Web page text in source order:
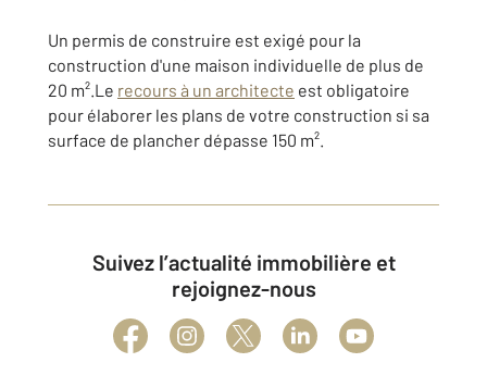
Un permis de construire est exigé pour la
construction d'une maison individuelle de plus de
20 m².Le recours à un architecte est obligatoire
pour élaborer les plans de votre construction si sa
surface de plancher dépasse 150 m².
Suivez l’actualité immobilière et
rejoignez-nous